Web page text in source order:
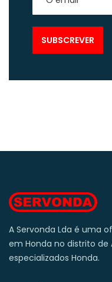
A Servonda Lda é uma
em Honda no distrito de
especializados Honda.